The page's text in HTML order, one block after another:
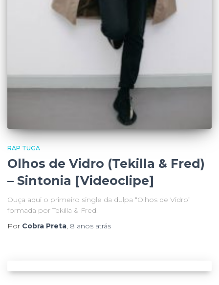
RAP TUGA
Olhos de Vidro (Tekilla & Fred)
– Sintonia [Videoclipe]
Ouça aqui o primeiro single da dulpa “Olhos de Vidro”
formada por Tekilla & Fred.
Por Cobra Preta, 8 anos atrás